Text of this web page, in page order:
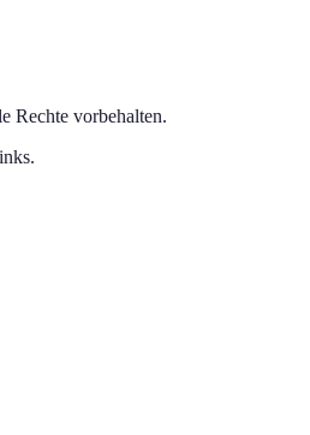
Rechte vorbehalten.